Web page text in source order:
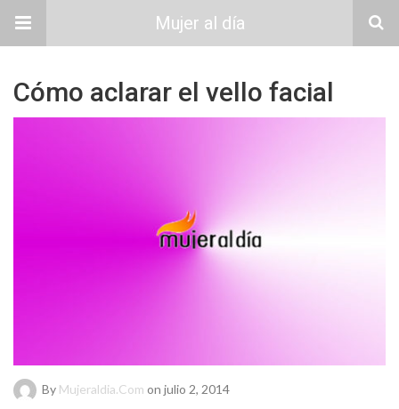
Mujer al día
Cómo aclarar el vello facial
By Mujeraldia.com on julio 2, 2014